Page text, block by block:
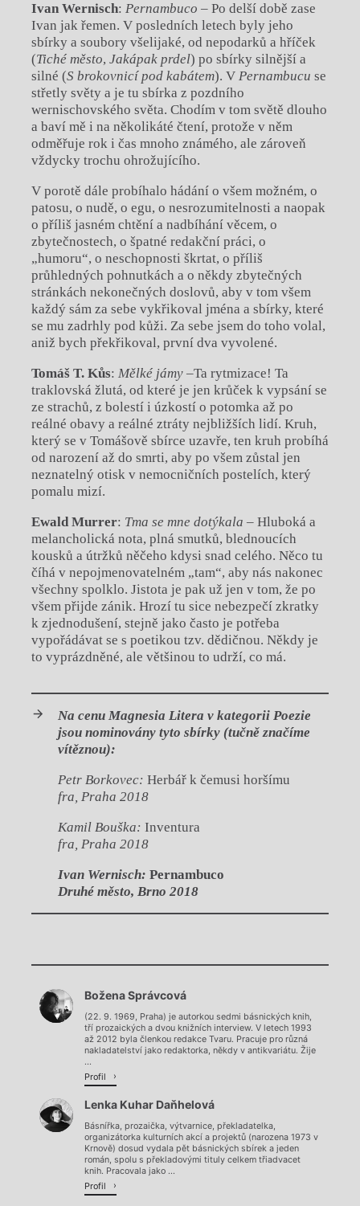
Ivan Wernisch: Pernambuco – Po delší době zase
Ivan jak řemen. V posledních letech byly jeho
sbírky a soubory všelijaké, od nepodarků a hříček
(Tiché město, Jakápak prdel) po sbírky silnější a
silné (S brokovnicí pod kabátem). V Pernambucu se
střetly světy a je tu sbírka z pozdního
wernischovského světa. Chodím v tom světě dlouho
a baví mě i na několikáté čtení, protože v něm
odměřuje rok i čas mnoho známého, ale zároveň
vždycky trochu ohrožujícího.
V porotě dále probíhalo hádání o všem možném, o
patosu, o nudě, o egu, o nesrozumitelnosti a naopak
o příliš jasném chtění a nadbíhání věcem, o
zbytečnostech, o špatné redakční práci, o
„humoru“, o neschopnosti škrtat, o příliš
průhledných pohnutkách a o někdy zbytečných
stránkách nekonečných doslovů, aby v tom všem
každý sám za sebe vykřikoval jména a sbírky, které
se mu zadrhly pod kůži. Za sebe jsem do toho volal,
aniž bych překřikoval, první dva vyvolené.
Tomáš T. Kůs: Mělké jámy–Ta rytmizace! Ta
traklovská žlutá, od které je jen krůček k vypsání se
ze strachů, z bolestí i úzkostí o potomka až po
reálné obavy a reálné ztráty nejbližších lidí. Kruh,
který se v Tomášově sbírce uzavře, ten kruh probíhá
od narození až do smrti, aby po všem zůstal jen
neznatelný otisk v nemocničních postelích, který
pomalu mizí.
Ewald Murrer: Tma se mne dotýkala – Hluboká a
melancholická nota, plná smutků, blednoucích
kousků a útržků něčeho kdysi snad celého. Něco tu
číhá v nepojmenovatelném „tam“, aby nás nakonec
všechny spolklo. Jistota je pak už jen v tom, že po
všem přijde zánik. Hrozí tu sice nebezpečí zkratky
k zjednodušení, stejně jako často je potřeba
vypořádávat se s poetikou tzv. dědičnou. Někdy je
to vyprázdněné, ale většinou to udrží, co má.
Na cenu Magnesia Litera v kategorii Poezie
jsou nominovány tyto sbírky (tučně značíme
vítěznou):
Petr Borkovec: Herbář k čemusi horšímu
fra, Praha 2018
Kamil Bouška: Inventura
fra, Praha 2018
Ivan Wernisch: Pernambuco
Druhé město, Brno 2018
Chviličku.
Načítá se.
Božena Správcová
(22. 9. 1969, Praha) je autorkou sedmi básnických knih,
tří prozaických a dvou knižních interview. V letech 1993
až 2012 byla členkou redakce Tvaru. Pracuje pro různá
nakladatelství jako redaktorka, někdy v antikvariátu. Žije
...
Profil
Lenka Kuhar Daňhelová
Básnířka, prozaička, výtvarnice, překladatelka,
organizátorka kulturních akcí a projektů (narozena 1973 v
Krnově) dosud vydala pět básnických sbírek a jeden
román, spolu s překladovými tituly celkem třiadvacet
knih. Pracovala jako ...
Profil